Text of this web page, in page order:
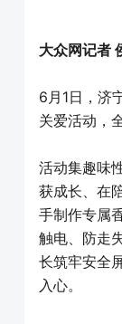
大众网记者
6月1日，济
关爱活动，
活动集趣味
获成长、在
手制作专属
触电、防走
长筑牢安全
入心。